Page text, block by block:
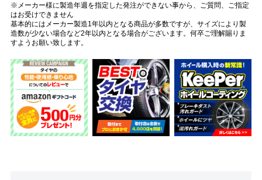
※メーカー様に製造年週を指定した発注ができない事から、ご質問、ご指定
はお受けできません
基本的にはメーカー製造1年以内となる商品が多数ですが、サイズにより製
造数が少ない場合など2年以内となる場合がございます。何卒ご理解賜りま
すようお願い致します。